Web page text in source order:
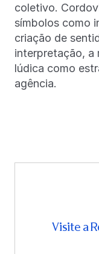
coletivo.
símbolos como
criação de
interpretação, a
lúdica como
agência.
Visite a